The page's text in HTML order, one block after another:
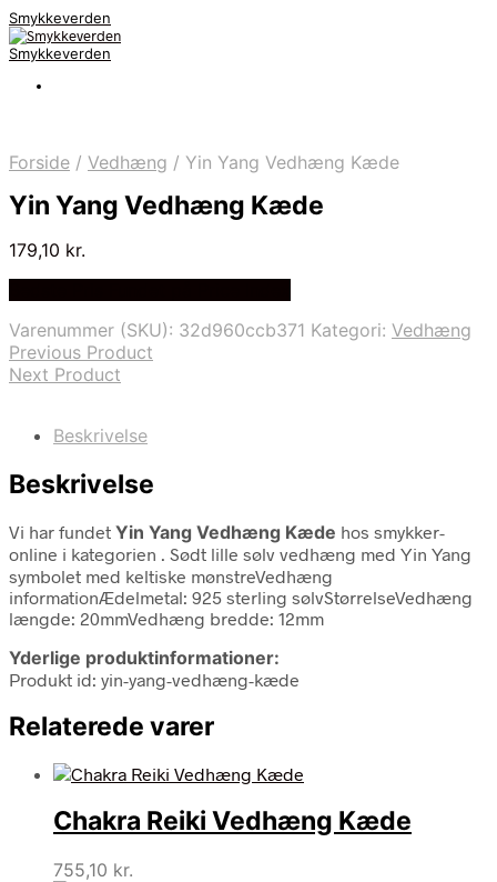
Smykkeverden
Smykkeverden
Forside / Vedhæng / Yin Yang Vedhæng Kæde
Yin Yang Vedhæng Kæde
179,10 kr.
Varenummer (SKU): 32d960ccb371 Kategori: Vedhæng
Previous Product
Next Product
Beskrivelse
Beskrivelse
Vi har fundet Yin Yang Vedhæng Kæde hos smykker-
online i kategorien . Sødt lille sølv vedhæng med Yin Yang
symbolet med keltiske mønstreVedhæng
informationÆdelmetal: 925 sterling sølvStørrelseVedhæng
længde: 20mmVedhæng bredde: 12mm
Yderlige produktinformationer:
Produkt id: yin-yang-vedhæng-kæde
Relaterede varer
Chakra Reiki Vedhæng Kæde
755,10 kr.